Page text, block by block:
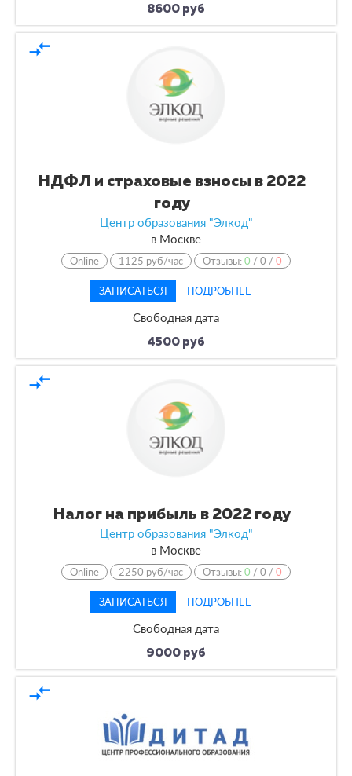
8600 руб
compare_arrows
НДФЛ и страховые взносы в 2022
году
Центр образования "Элкод"
в Москве
Online 1125 руб/час Отзывы:0 /0 /0
ЗАПИСАТЬСЯ ПОДРОБНЕЕ
Свободная дата
4500 руб
compare_arrows
Налог на прибыль в 2022 году
Центр образования "Элкод"
в Москве
Online 2250 руб/час Отзывы:0 /0 /0
ЗАПИСАТЬСЯ ПОДРОБНЕЕ
Свободная дата
9000 руб
compare_arrows